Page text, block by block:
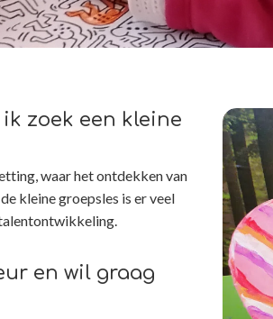
zoek een kleine
waar het ontdekken van
kleine groepsles is er veel
en wil graag